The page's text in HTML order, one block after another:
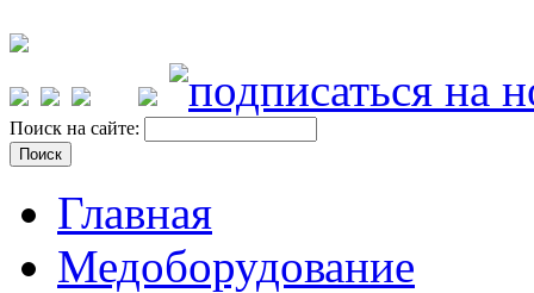
Поиск на сайте:
Главная
Медоборудование